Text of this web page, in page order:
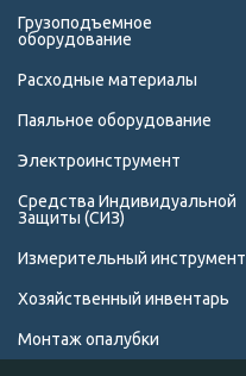
Грузоподъемное
оборудование
Расходные материалы
Паяльное оборудование
Электроинструмент
Средства Индивидуальной
Защиты (СИЗ)
Измерительный инструмент
Хозяйственный инвентарь
Монтаж опалубки